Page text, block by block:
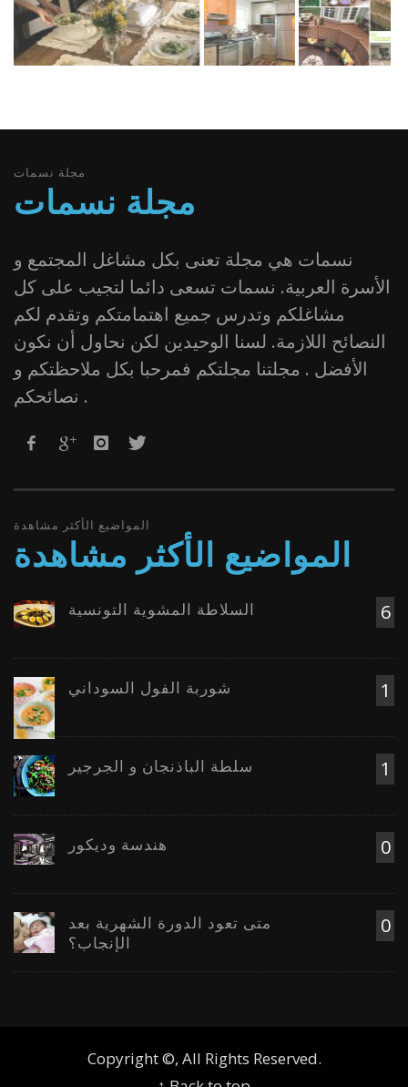
مجلة نسمات
مجلة نسمات
نسمات هي مجلة تعنى بكل مشاغل المجتمع و
الأسرة العربية. نسمات تسعى دائما لتجيب على كل
مشاغلكم وتدرس جميع اهتمامتكم وتقدم لكم
النصائح اللازمة. لسنا الوحيدين لكن نحاول أن نكون
الأفضل . مجلتنا مجلتكم فمرحبا بكل ملاحظتكم و
نصائحكم .
المواضيع الأكثر مشاهدة
المواضيع الأكثر مشاهدة
6 السلاطة المشوية التونسية
1 شوربة الفول السوداني
1 سلطة الباذنجان و الجرجير
0 هندسة وديكور
0
متى تعود الدورة الشهرية بعد
الإنجاب؟
Copyright ©, All Rights Reserved.